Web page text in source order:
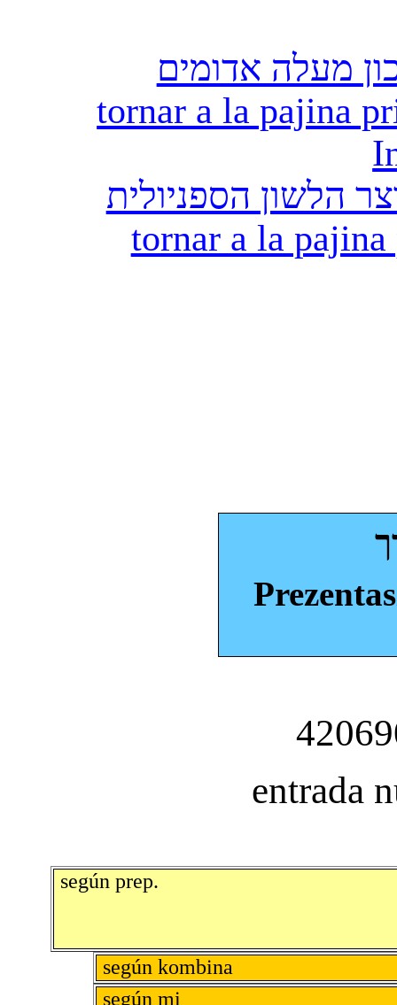
מעלה אדומים
tornar a la pajina
הלשון הספניולית
tornar a la
entrada
según prep.
según kombina
según mi